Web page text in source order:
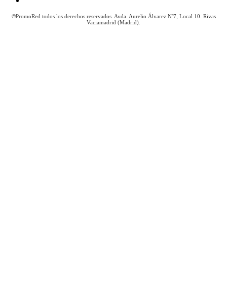
©PromoRed todos los derechos reservados. Avda. Aurelio Álvarez Nº7, Local 10. Rivas
Vaciamadrid (Madrid).